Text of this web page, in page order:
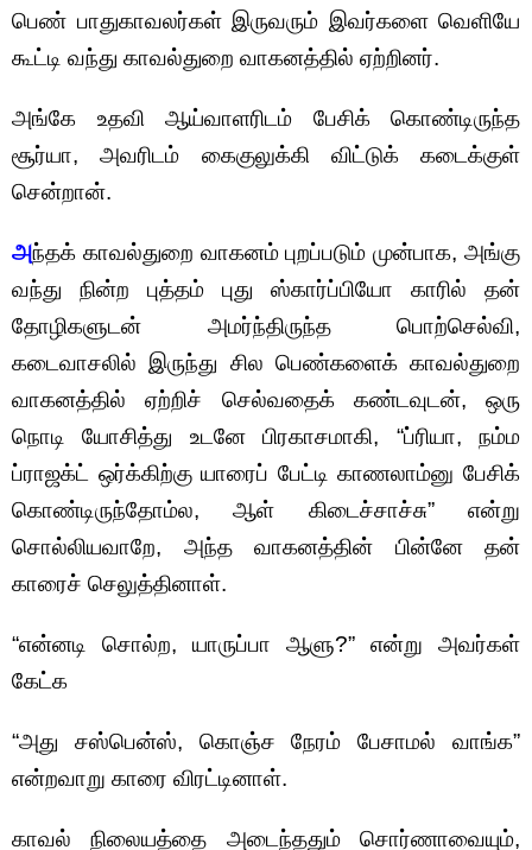
பெண் பாதுகாவலர்கள் இருவரும் இவர்களை வெளியே
கூட்டி வந்து காவல்துறை வாகனத்தில் ஏற்றினர்.
அங்கே உதவி ஆய்வாளரிடம் பேசிக் கொண்டிருந்த
சூர்யா, அவரிடம் கைகுலுக்கி விட்டுக் கடைக்குள்
சென்றான்.
அந்தக் காவல்துறை வாகனம் புறப்படும் முன்பாக, அங்கு
வந்து நின்ற புத்தம் புது ஸ்கார்ப்பியோ காரில் தன்
தோழிகளுடன் அமர்ந்திருந்த பொற்செல்வி,
கடைவாசலில் இருந்து சில பெண்களைக் காவல்துறை
வாகனத்தில் ஏற்றிச் செல்வதைக் கண்டவுடன், ஒரு
நொடி யோசித்து உடனே பிரகாசமாகி, “ப்ரியா, நம்ம
ப்ராஜக்ட் ஒர்க்கிற்கு யாரைப் பேட்டி காணலாம்னு பேசிக்
கொண்டிருந்தோம்ல, ஆள் கிடைச்சாச்சு” என்று
சொல்லியவாறே, அந்த வாகனத்தின் பின்னே தன்
காரைச் செலுத்தினாள்.
“என்னடி சொல்ற, யாருப்பா ஆளு?” என்று அவர்கள்
கேட்க
“அது சஸ்பென்ஸ், கொஞ்ச நேரம் பேசாமல் வாங்க”
என்றவாறு காரை விரட்டினாள்.
காவல் நிலையத்தை அடைந்ததும் சொர்ணாவையும்,